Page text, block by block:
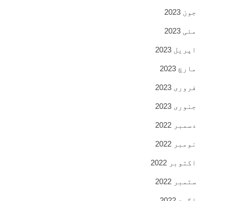
جون 2023
مئی 2023
اپریل 2023
مارچ 2023
فروری 2023
جنوری 2023
دسمبر 2022
نومبر 2022
اکتوبر 2022
ستمبر 2022